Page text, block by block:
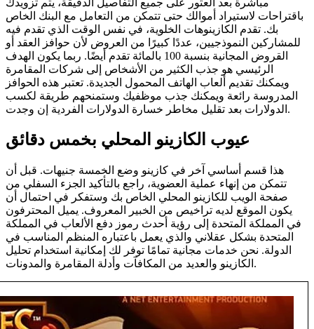
مباشرة بعد العثور على جميع التفاصيل الدقيقة، يتم تزويدك
باقتراحات لاستيراد أموالك حتى تتمكن من التعامل مع البنك الخاص
بك. تقدم الكازينوهات الخلوية، في نفس الوقت الذي تقدم فيه
للمشاركين النموذجيين، عددًا كبيرًا من العروض لأن حوافز العقد أو
القروض المجانية بنسبة 100 بالمائة تقدم أيضًا. ربما يكون الهدف
الرئيسي هو جذب الكثير من الأشخاص إلى شركات المقامرة
ويمكنك تقديم ألعاب الهاتف المحمول الجديدة. تعتبر هذه الحوافز
المدروسة رائعة ويمكنك جذب موظفيك وستمنحهم طريقة لكسب
الدولارات بعد تقليل مخاطر خسارة الدولارات الفردية إن وجدت.
عيوب الكازينو المحلي بخمس دقائق
هذا قسم أساسي آخر في كازينو وضع الخمسة جنيهات. قبل أن
تتمكن من إنهاء عملية العضوية، راجع بالتأكيد الجزء السفلي من
صفحة الويب للكازينو المحلي الخاص بك وستفكر في احتمال أن
يكون الموقع لديه تراخيص من الخبير المعروف. يميل المحترفون
في المملكة المتحدة إلى رؤية أحدث رموز دفع الألعاب في المملكة
المتحدة بشكل عقلاني والذي يعمل باعتباره المنظم المناسب في
الدولة. نحن خدمات مجانية تمامًا توفر لك إمكانية استخدام تحليل
الكازينو والعديد من المكافآت وأدلة المقامرة والمدونات.